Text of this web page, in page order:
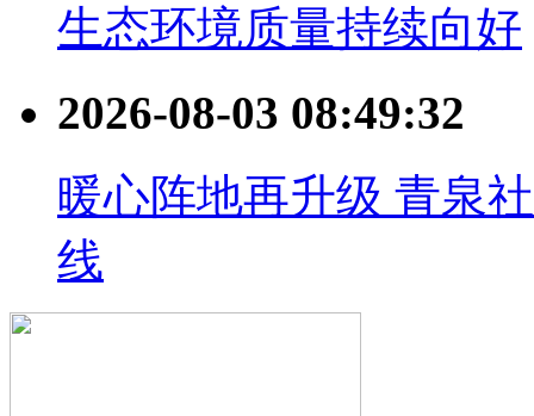
生态环境质量持续向好
2026-08-03 08:49:32
暖心阵地再升级 青泉
线